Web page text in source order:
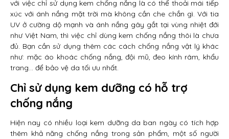
với việc chỉ sử dụng kem chống nắng là có thể thoải mái tiếp
xúc với ánh nắng mặt trời mà không cần che chắn gì. Với tia
UV ở cường dộ mạnh và ánh nắng gây gắt tại vùng nhiệt đới
như Việt Nam, thì việc chỉ dùng kem chống nắng thôi là chưa
đủ. Bạn cần sử dụng thêm các cách chống nắng vật lý khác
như: mặc áo khoác chống nắng, đội mũ, đeo kính râm, khẩu
trang… để bảo vệ da tối ưu nhất.
Chỉ sử dụng kem dưỡng có hỗ trợ
chống nắng
Hiện nay có nhiều loại kem dưỡng da ban ngày có tích hợp
thêm khả năng chống nắng trong sản phẩm, một số người